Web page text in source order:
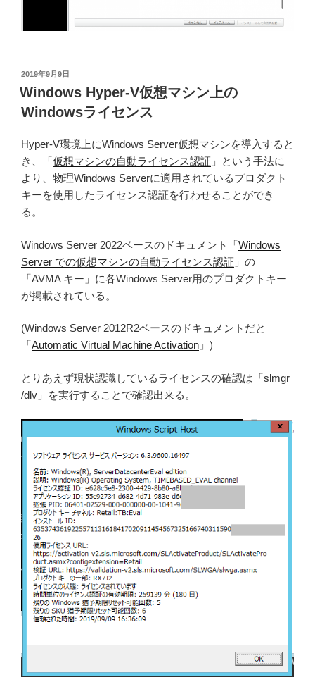
投
稿
日:
2019年9月9日
Windows Hyper-V仮想マシン上の
Windowsライセンス
Hyper-V環境上にWindows Server仮想マシンを導入すると
き、「仮想マシンの自動ライセンス認証 」という手法に
より、物理Windows Serverに適用されているプロダクト
キーを使用したライセンス認証を行わせることができ
る。
Windows Server 2022ベースのドキュメント「Windows
Server での仮想マシンの自動ライセンス認証 」の
「AVMA キー」に各Windows Server用のプロダクトキー
が掲載されている。
(Windows Server 2012R2ベースのドキュメントだと
「Automatic Virtual Machine Activation 」)
とりあえず現状認識しているライセンスの確認は「slmgr
/dlv」を実行することで確認出来る。